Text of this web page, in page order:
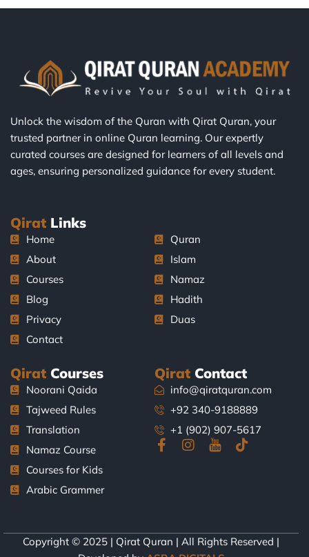
Unlock the wisdom of the Quran with Qirat Quran, your
trusted partner in online Quran learning. Our expertly
curated courses are designed for learners of all levels and
ages, ensuring personalized guidance for every student.
Qirat Links
Home
About
Courses
Blog
Privacy
Contact
Quran
Islam
Namaz
Hadith
Duas
Qirat Courses
Noorani Qaida
Tajweed Rules
Translation
Namaz Course
Courses for Kids
Arabic Grammer
Qirat Contact
info@qiratquran.com
+92 340-9188889
+1 (902) 907-5617
F
k
I
a
J
t
T
Copyright © 2025 | Qirat Quran | All Rights Reserved |